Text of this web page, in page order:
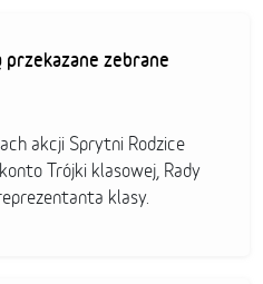
zebrane
akcji Sprytni Rodzice
Trójki klasowej, Rady
klasy.